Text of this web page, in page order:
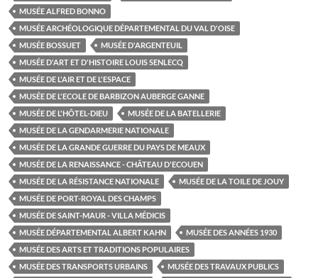
MUSÉE ALFRED BONNO
MUSÉE ARCHÉOLOGIQUE DÉPARTEMENTAL DU VAL D'OISE
MUSÉE BOSSUET
MUSÉE D'ARGENTEUIL
MUSÉE D'ART ET D'HISTOIRE LOUIS SENLECQ
MUSÉE DE L'AIR ET DE L'ESPACE
MUSÉE DE L'ECOLE DE BARBIZON AUBERGE GANNE
MUSÉE DE L'HÔTEL-DIEU
MUSÉE DE LA BATELLERIE
MUSÉE DE LA GENDARMERIE NATIONALE
MUSÉE DE LA GRANDE GUERRE DU PAYS DE MEAUX
MUSÉE DE LA RENAISSANCE - CHÂTEAU D'ECOUEN
MUSÉE DE LA RÉSISTANCE NATIONALE
MUSÉE DE LA TOILE DE JOUY
MUSÉE DE PORT-ROYAL DES CHAMPS
MUSÉE DE SAINT-MAUR - VILLA MÉDICIS
MUSÉE DÉPARTEMENTAL ALBERT KAHN
MUSÉE DES ANNÉES 1930
MUSÉE DES ARTS ET TRADITIONS POPULAIRES
MUSÉE DES TRANSPORTS URBAINS
MUSÉE DES TRAVAUX PUBLICS